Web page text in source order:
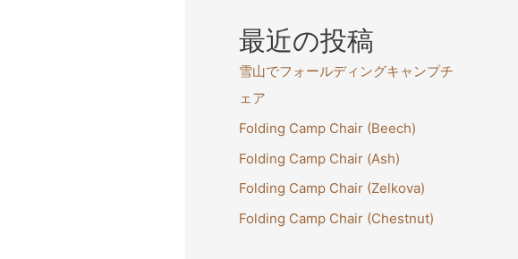
最近の投稿
雪山でフォールディングキャンプチ
ェア
Folding Camp Chair (Beech)
Folding Camp Chair (Ash)
Folding Camp Chair (Zelkova)
Folding Camp Chair (Chestnut)